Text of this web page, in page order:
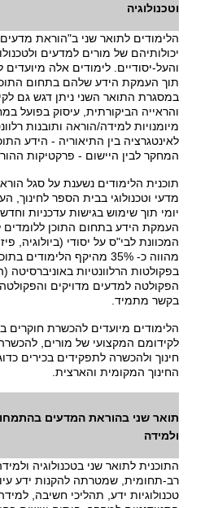
וטכנולוגיה
הלימודים לתואר שני ב"הוראת מדעים
יכולותיהם של מורים למדעים
והעל-יסודיים. לימודים אלה
תוך העמקת הידע שלהם בתחום
במסגרת התואר השני ניתן דגש גם
והראייה הביקורתית, עיסוק בפועל
מיומנויות למידה/הוראה ותובנות
לאינטגרציה בין התיאוריה - הידע
המחקר לבין היישום - פרקטיקות
תוכנית הלימודים נשענת על סגל
מדעי וטכנולוגי בבית הספר לחינוך,
יומי תוך שימוש בגישות עדכניות
העמקת הידע בתחום התוכן ללומדים
המכוונת לבי"ס על יסודי (ביולוגיה,
מהווה כ- 35% מהיקף
בפקולטות הרלוונטיות באוניברסיטה
הפקולטה למדעים מדויקים
בקשר מתמיד.
הלימודים מיועדים להכשרת חוקרים
לקידומם המקצועי של מורים,
חינוך ולהכשרה לתפקידים בכירים
החינוך המקומית והארצית.
תואר שני בהוראת המדעים
ולמידה
רב-תחומית, שמטרתה להקנות ידע
טכנולוגיות ידע, תהליכי חשיבה,